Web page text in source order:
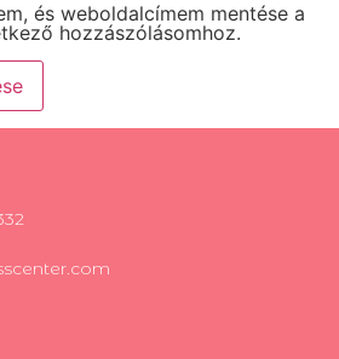
és weboldalcímem mentése a
hozzászólásomhoz.